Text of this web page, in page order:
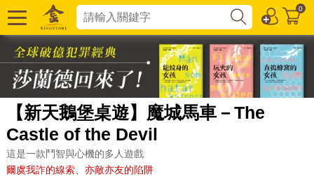
0
【新天鵝堡桌遊】魔城馬車－The
Castle of the Devil
這是一款鬥智與心機的多人遊戲
爾虞我詐的線索、亦敵亦友的陷阱